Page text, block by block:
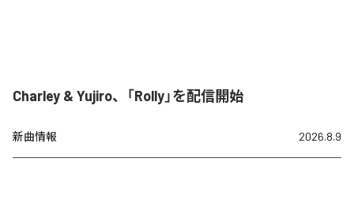
Charley & Yujiro、「Rolly」を配信開始
新曲情報 2026.8.9